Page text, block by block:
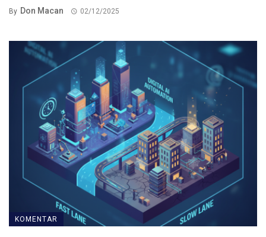
By Don Macan 02/12/2025
KOMENTAR